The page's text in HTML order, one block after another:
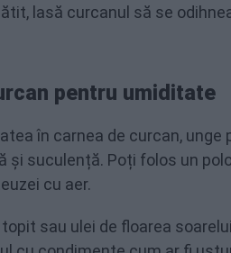
lasă curcanul să se
pentru umiditate
în carnea de curcan,
și suculență. Poți folos un
cu aer.
sau ulei de floarea